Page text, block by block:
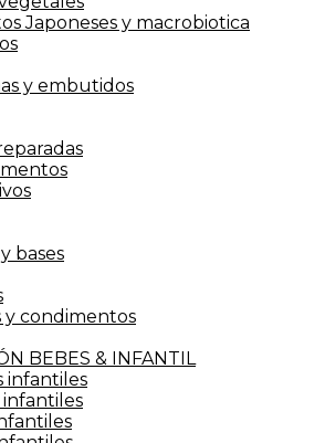
Japoneses y macrobiotica
y embutidos
bases
y condimentos
BEBES & INFANTIL
infantiles